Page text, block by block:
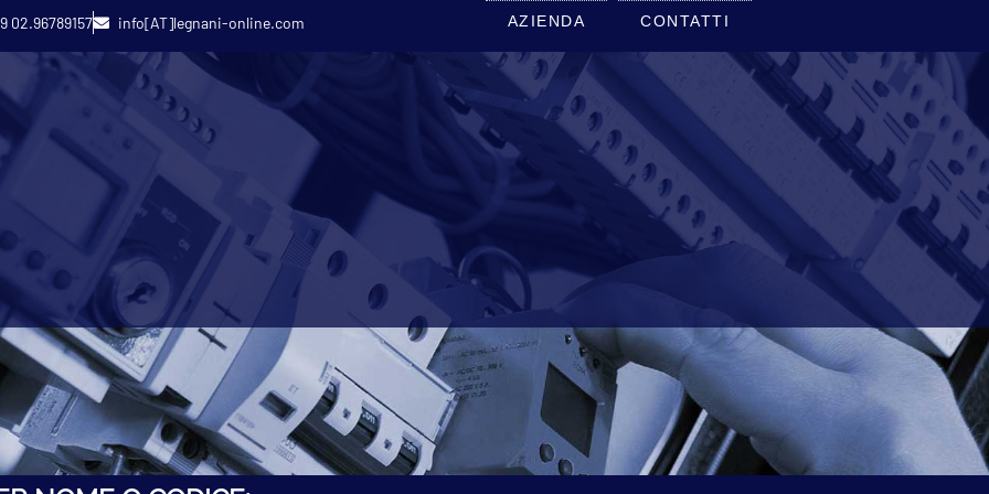
02.96789157 info[AT]legnani-online.com AZIENDA CONTATTI